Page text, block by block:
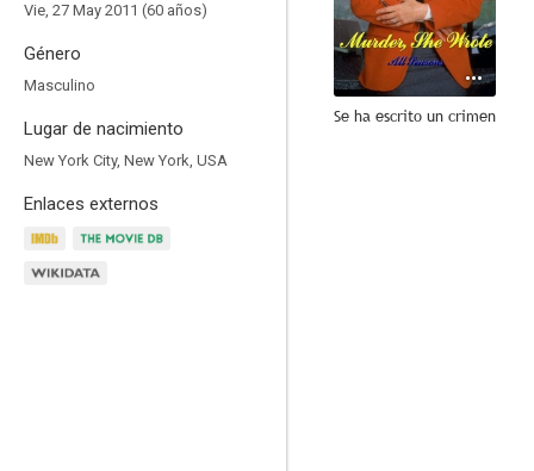
Vie, 27 May 2011 (60 años)
Género
Masculino
Lugar de nacimiento
New York City, New York, USA
Enlaces externos
Se ha escrito un crimen